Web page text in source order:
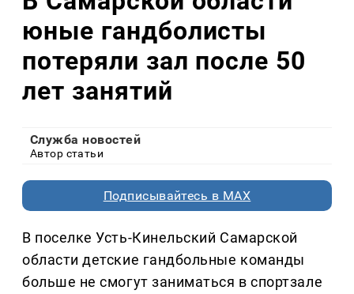
юные гандболисты
потеряли зал после 50
лет занятий
Служба новостей
Автор статьи
Подписывайтесь в MAX
В поселке Усть-Кинельский Самарской
области детские гандбольные команды
больше не смогут заниматься в спортзале